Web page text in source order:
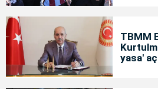
TBMM
yasa'